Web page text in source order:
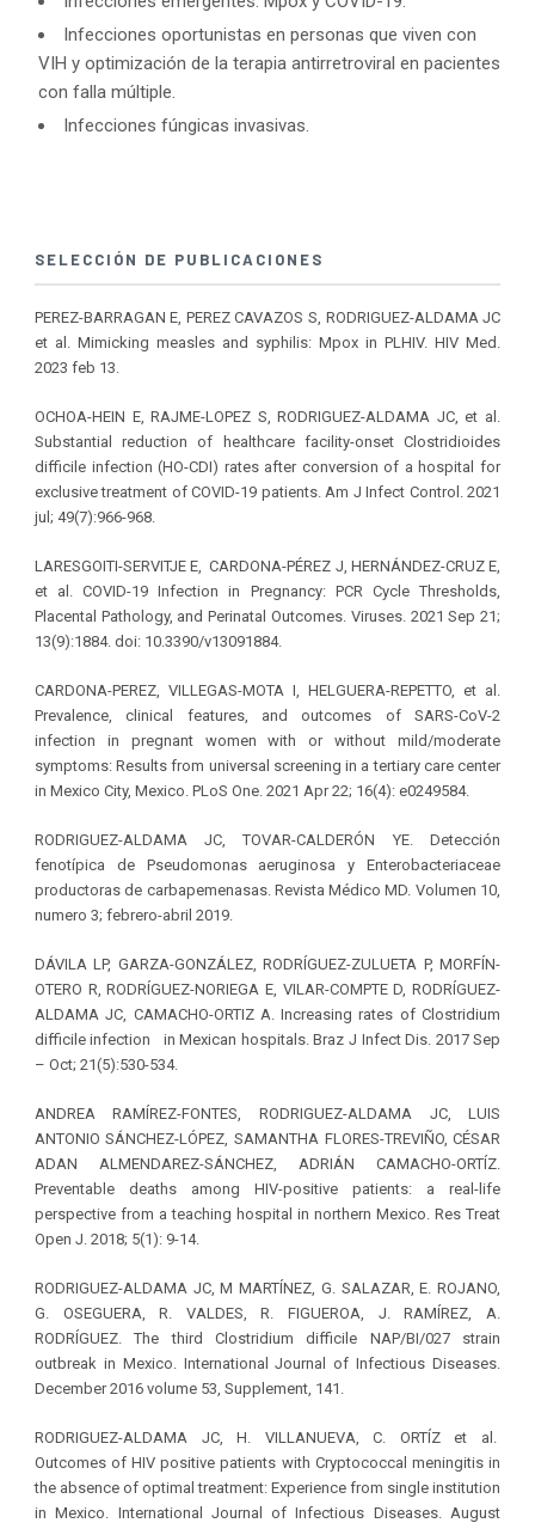
Infecciones oportunistas en personas que viven con
VIH y optimización de la terapia antirretroviral en pacientes
con falla múltiple.
Infecciones fúngicas invasivas.
SELECCIÓN DE PUBLICACIONES
PEREZ-BARRAGAN E, PEREZ CAVAZOS S, RODRIGUEZ-ALDAMA JC
et al. Mimicking measles and syphilis: Mpox in PLHIV. HIV Med.
2023 feb 13.
OCHOA-HEIN E, RAJME-LOPEZ S, RODRIGUEZ-ALDAMA JC, et al.
Substantial reduction of healthcare facility-onset Clostridioides
difficile infection (HO-CDI) rates after conversion of a hospital for
exclusive treatment of COVID-19 patients. Am J Infect Control. 2021
jul; 49(7):966-968.
LARESGOITI-SERVITJE E, CARDONA-PÉREZ J, HERNÁNDEZ-CRUZ E,
et al. COVID-19 Infection in Pregnancy: PCR Cycle Thresholds,
Placental Pathology, and Perinatal Outcomes. Viruses. 2021 Sep 21;
13(9):1884. doi: 10.3390/v13091884.
CARDONA-PEREZ, VILLEGAS-MOTA I, HELGUERA-REPETTO, et al.
Prevalence, clinical features, and outcomes of SARS-CoV-2
infection in pregnant women with or without mild/moderate
symptoms: Results from universal screening in a tertiary care center
in Mexico City, Mexico. PLoS One. 2021 Apr 22; 16(4): e0249584.
RODRIGUEZ-ALDAMA JC, TOVAR-CALDERÓN YE. Detección
fenotípica de Pseudomonas aeruginosa y Enterobacteriaceae
productoras de carbapemenasas. Revista Médico MD. Volumen 10,
numero 3; febrero-abril 2019.
DÁVILA LP, GARZA-GONZÁLEZ, RODRÍGUEZ-ZULUETA P, MORFÍN-
OTERO R, RODRÍGUEZ-NORIEGA E, VILAR-COMPTE D, RODRÍGUEZ-
ALDAMA JC, CAMACHO-ORTIZ A. Increasing rates of Clostridium
difficile infection in Mexican hospitals. Braz J Infect Dis. 2017 Sep
– Oct; 21(5):530-534.
ANDREA RAMÍREZ-FONTES, RODRIGUEZ-ALDAMA JC, LUIS
ANTONIO SÁNCHEZ-LÓPEZ, SAMANTHA FLORES-TREVIÑO, CÉSAR
ADAN ALMENDAREZ-SÁNCHEZ, ADRIÁN CAMACHO-ORTÍZ.
Preventable deaths among HIV-positive patients: a real-life
perspective from a teaching hospital in northern Mexico. Res Treat
Open J. 2018; 5(1): 9-14.
RODRIGUEZ-ALDAMA JC, M MARTÍNEZ, G. SALAZAR, E. ROJANO,
G. OSEGUERA, R. VALDES, R. FIGUEROA, J. RAMÍREZ, A.
RODRÍGUEZ. The third Clostridium difficile NAP/BI/027 strain
outbreak in Mexico. International Journal of Infectious Diseases.
December 2016 volume 53, Supplement, 141.
RODRIGUEZ-ALDAMA JC, H. VILLANUEVA, C. ORTÍZ et al.
Outcomes of HIV positive patients with Cryptococcal meningitis in
the absence of optimal treatment: Experience from single institution
in Mexico. International Journal of Infectious Diseases. August